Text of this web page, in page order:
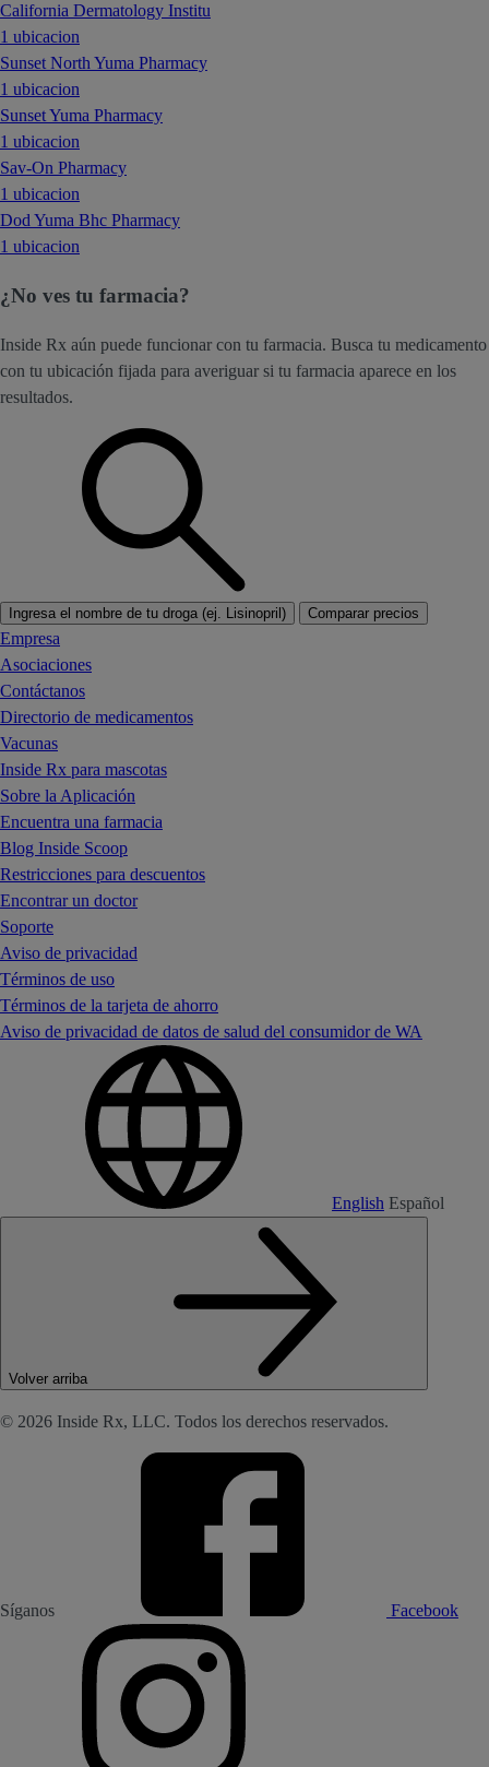
California Dermatology Institu
1 ubicacion
Sunset North Yuma Pharmacy
1 ubicacion
Sunset Yuma Pharmacy
1 ubicacion
Sav-On Pharmacy
1 ubicacion
Dod Yuma Bhc Pharmacy
1 ubicacion
¿No ves tu farmacia?
Inside Rx aún puede funcionar con tu farmacia. Busca tu medicamento
con tu ubicación fijada para averiguar si tu farmacia aparece en los
resultados.
Ingresa el nombre de tu droga (ej. Lisinopril) Comparar precios
Empresa
Asociaciones
Contáctanos
Directorio de medicamentos
Vacunas
Inside Rx para mascotas
Sobre la Aplicación
Encuentra una farmacia
Blog Inside Scoop
Restricciones para descuentos
Encontrar un doctor
Soporte
Aviso de privacidad
Términos de uso
Términos de la tarjeta de ahorro
Aviso de privacidad de datos de salud del consumidor de WA
English Español
Volver arriba
© 2026 Inside Rx, LLC. Todos los derechos reservados.
Síganos Facebook